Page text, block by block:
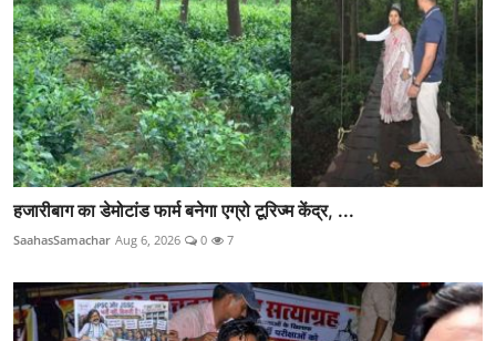
हजारीबाग का डेमोटांड फार्म बनेगा एग्रो टूरिज्म केंद्र, ...
SaahasSamachar Aug 6, 2026 0 7